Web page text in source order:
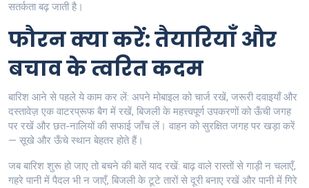
सतर्कता बढ़ जाती है।
फौरन क्या करें: तैयारियाँ और
बचाव के त्वरित कदम
बारिश आने से पहले ये काम कर लें: अपने मोबाइल को चार्ज रखें, जरूरी दवाइयाँ और
दस्तावेज़ एक वाटरप्रूफ बैग में रखें, बिजली के महत्त्वपूर्ण उपकरणों को ऊँची जगह
पर रखें और छत-नालियों की सफाई जाँच लें। वाहन को सुरक्षित जगह पर खड़ा करें
— सूखे और ऊँचे स्थान बेहतर होते हैं।
जब बारिश शुरू हो जाए तो बचने की बातें याद रखें: बाढ़ वाले रास्तों से गाड़ी न चलाएँ,
गहरे पानी में पैदल भी न जाएँ, बिजली के टूटे तारों से दूरी बनाए रखें और पानी में गिरे